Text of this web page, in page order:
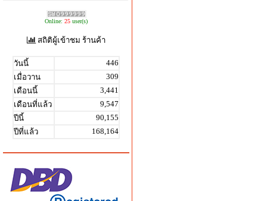
Online: 25 user(s)
สถิติผู้เข้าชม ร้านค้า
วันนี้
446
เมื่อวาน
309
เดือนนี้
3,441
เดือนที่แล้ว
9,547
ปีนี้
90,155
ปีที่แล้ว
168,164